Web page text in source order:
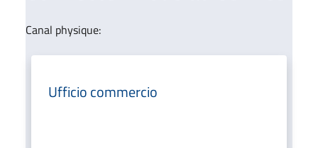
Canal physique:
Ufficio commercio